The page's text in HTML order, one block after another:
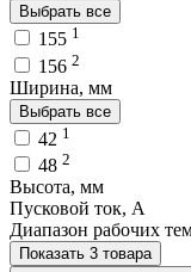
Выбрать все
155 1
156 2
Ширина, мм
Выбрать все
42 1
48 2
Высота, мм
Пусковой ток, A
Диапазон рабочих
Показать 3 товара